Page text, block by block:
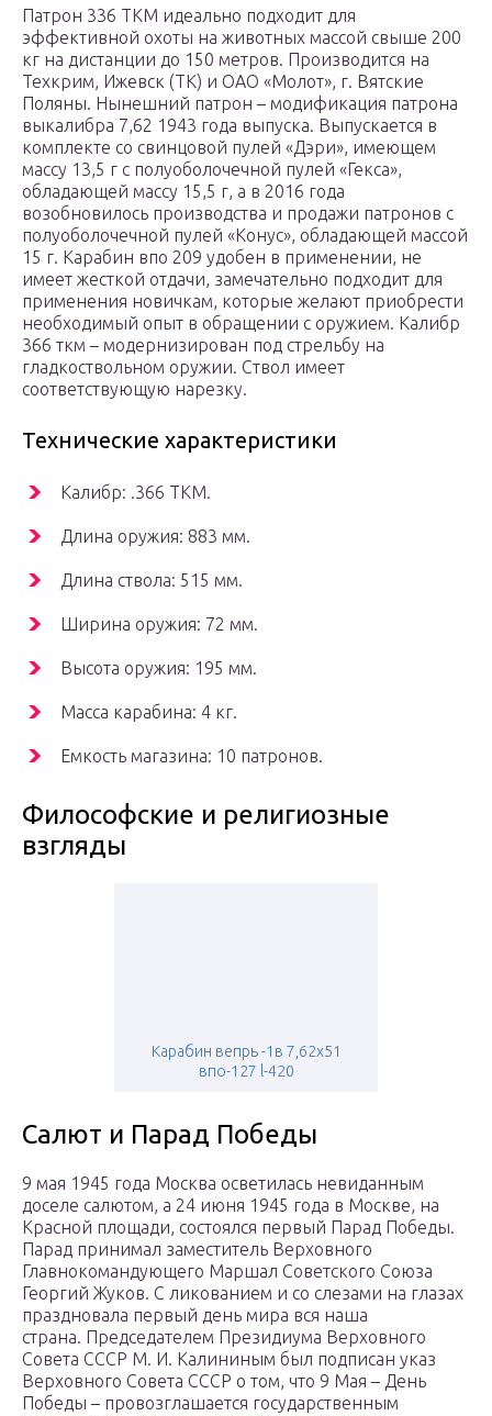
Патрон 336 ТКМ идеально подходит для
эффективной охоты на животных массой свыше 200
кг на дистанции до 150 метров. Производится на
Техкрим, Ижевск (ТК) и ОАО «Молот», г. Вятские
Поляны. Нынешний патрон – модификация патрона
выкалибра 7,62 1943 года выпуска. Выпускается в
комплекте со свинцовой пулей «Дэри», имеющем
массу 13,5 г с полуоболочечной пулей «Гекса»,
обладающей массу 15,5 г, а в 2016 года
возобновилось производства и продажи патронов с
полуоболочечной пулей «Конус», обладающей массой
15 г. Карабин впо 209 удобен в применении, не
имеет жесткой отдачи, замечательно подходит для
применения новичкам, которые желают приобрести
необходимый опыт в обращении с оружием. Калибр
366 ткм – модернизирован под стрельбу на
гладкоствольном оружии. Ствол имеет
соответствующую нарезку.
Технические характеристики
Калибр: .366 ТКМ.
Длина оружия: 883 мм.
Длина ствола: 515 мм.
Ширина оружия: 72 мм.
Высота оружия: 195 мм.
Масса карабина: 4 кг.
Емкость магазина: 10 патронов.
Философские и религиозные
взгляды
Карабин вепрь -1в 7,62х51
впо-127 l-420
Салют и Парад Победы
9 мая 1945 года Москва осветилась невиданным
доселе салютом, а 24 июня 1945 года в Москве, на
Красной площади, состоялся первый Парад Победы.
Парад принимал заместитель Верховного
Главнокомандующего Маршал Советского Союза
Георгий Жуков. С ликованием и со слезами на глазах
праздновала первый день мира вся наша
страна. Председателем Президиума Верховного
Совета СССР М. И. Калининым был подписан указ
Верховного Совета СССР о том, что 9 Мая – День
Победы – провозглашается государственным